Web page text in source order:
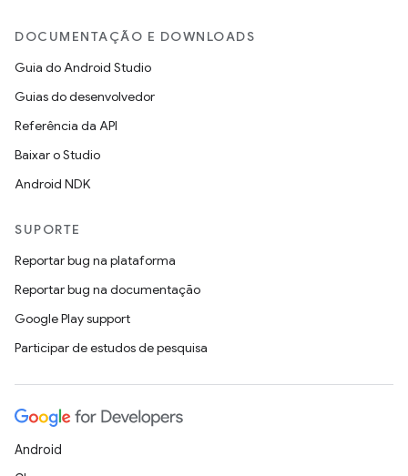
DOCUMENTAÇÃO E DOWNLOADS
Guia do Android Studio
Guias do desenvolvedor
Referência da API
Baixar o Studio
Android NDK
SUPORTE
Reportar bug na plataforma
Reportar bug na documentação
Google Play support
Participar de estudos de pesquisa
Android